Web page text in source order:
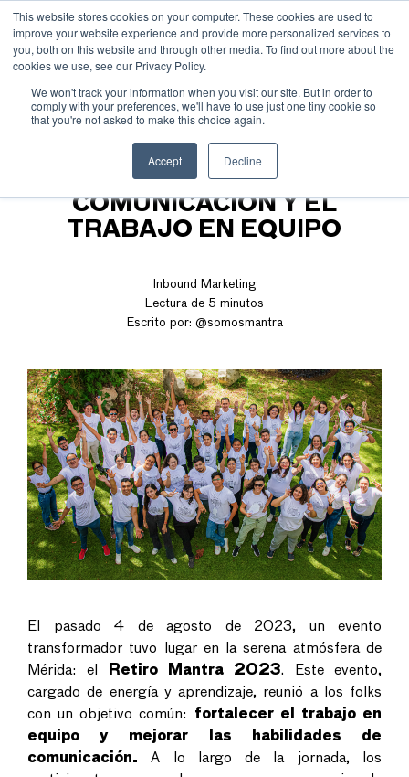
This website stores cookies on your computer. These cookies are used to
improve your website experience and provide more personalized services to
you, both on this website and through other media. To find out more about the
cookies we use, see our Privacy Policy.
We won't track your information when you visit our site. But in order to
comply with your preferences, we'll have to use just one tiny cookie so
that you're not asked to make this choice again.
Accept Decline
RETIRO MANTRA 2023:
FORTALECIENDO LA
COMUNICACIÓN Y EL
TRABAJO EN EQUIPO
Inbound Marketing
Lectura de 5 minutos
Escrito por: @somosmantra
El pasado 4 de agosto de 2023, un evento
transformador tuvo lugar en la serena atmósfera de
Mérida: el
Retiro Mantra 2023. Este evento,
cargado de energía y aprendizaje, reunió a los folks
con un objetivo común: fortalecer el trabajo en
equipo y mejorar las habilidades de
comunicación. A lo largo de la jornada, los